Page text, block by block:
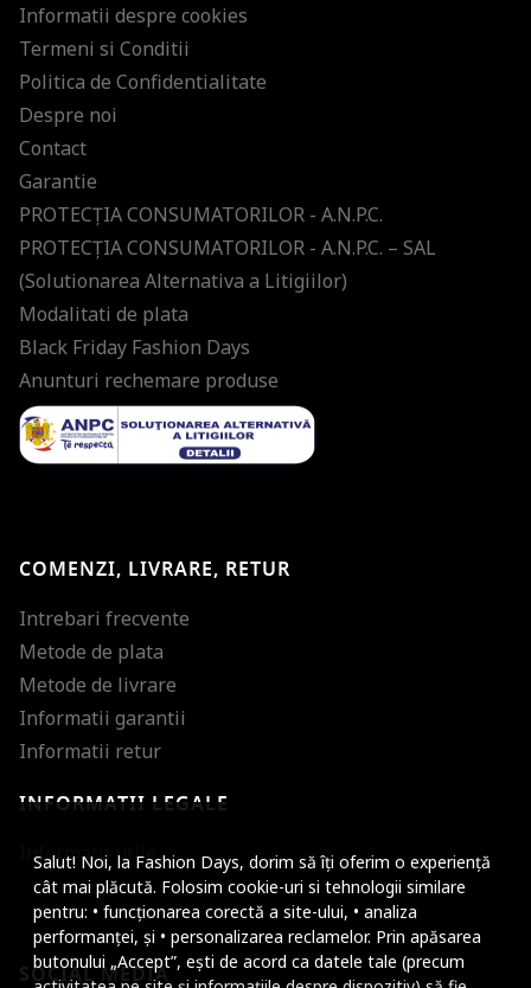
Salut! Noi, la Fashion Days, dorim să îți oferim o experiență
cât mai plăcută. Folosim cookie-uri si tehnologii similare
pentru: • funcționarea corectă a site-ului, • analiza
performanței, și • personalizarea reclamelor. Prin apăsarea
butonului „Accept”, ești de acord ca datele tale (precum
Informatii despre cookies
Termeni si Conditii
Politica de Confidentialitate
Despre noi
Contact
Garantie
PROTECŢIA CONSUMATORILOR - A.N.P.C.
PROTECŢIA CONSUMATORILOR - A.N.P.C. – SAL
(Solutionarea Alternativa a Litigiilor)
Modalitati de plata
Black Friday Fashion Days
Anunturi rechemare produse
COMENZI, LIVRARE, RETUR
Intrebari frecvente
Metode de plata
Metode de livrare
Informatii garantii
Informatii retur
INFORMATII LEGALE
Informatii utile
SOCIAL MEDIA
Micsoreaza
Mareste spatierea
Micsoreaza